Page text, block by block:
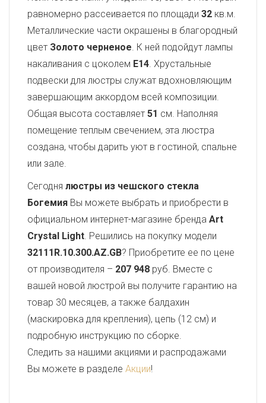
равномерно рассеивается по площади 32 кв.м.
Металлические части окрашены в благородный
цвет Золото черненое. К ней подойдут лампы
накаливания с цоколем E14. Хрустальные
подвески для люстры служат вдохновляющим
завершающим аккордом всей композиции.
Общая высота составляет 51 см. Наполняя
помещение теплым свечением, эта люстра
создана, чтобы дарить уют в гостиной, спальне
или зале.
Сегодня люстры из чешского стекла
Богемия Вы можете выбрать и приобрести в
официальном интернет-магазине бренда Art
Crystal Light. Решились на покупку модели
32111R.10.300.AZ.GB? Приобретите ее по цене
от производителя – 207 948 руб. Вместе с
вашей новой люстрой вы получите гарантию на
товар 30 месяцев, а также балдахин
(маскировка для крепления), цепь (12 см) и
подробную инструкцию по сборке.
Следить за нашими акциями и распродажами
Вы можете в разделе Акции!